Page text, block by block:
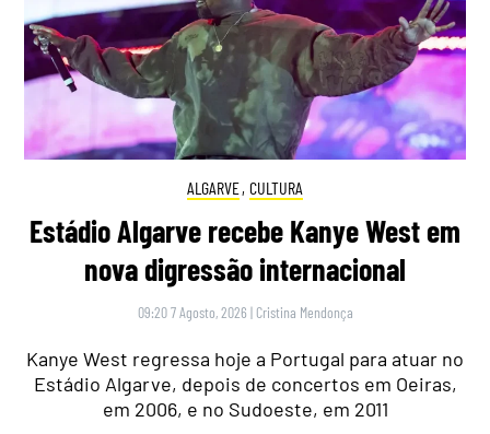
ALGARVE, CULTURA
Estádio Algarve recebe Kanye West em
nova digressão internacional
09:20 7 Agosto, 2026 | Cristina Mendonça
Kanye West regressa hoje a Portugal para atuar no
Estádio Algarve, depois de concertos em Oeiras,
em 2006, e no Sudoeste, em 2011